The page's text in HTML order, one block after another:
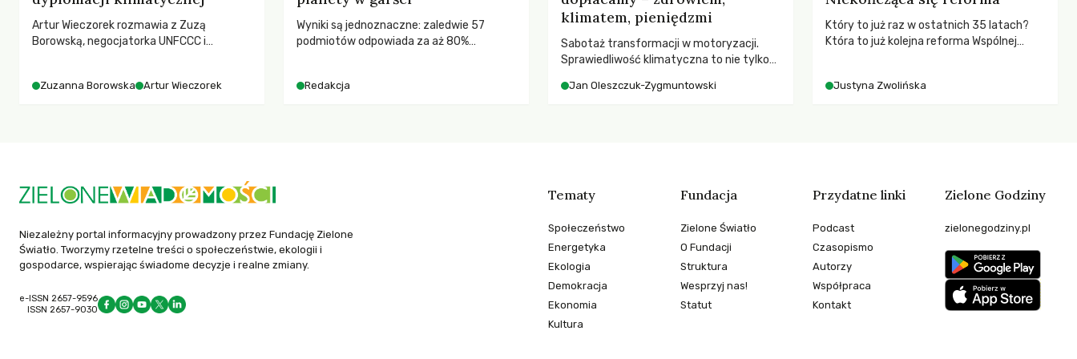
Artur Wieczorek rozmawia z Zuzą
Borowską, negocjatorka UNFCCC i
ruchach klimatycznych
Zuzanna Borowska Artur Wieczorek
Wyniki są jednoznaczne: zaledwie 57
podmiotów odpowiada za aż 80%
Redakcja
klimatem, pieniędzmi
Sabotaż transformacji w motoryzacji.
Sprawiedliwość klimatyczna to nie tylko
ponosi konsekwencje globalnego
Jan Oleszczuk-Zygmuntowski
Który to już raz w ostatnich 35 latach?
Która to już kolejna reforma Wspólnej
społeczne?
Justyna Zwolińska
Niezależny portal informacyjny prowadzony przez Fundację Zielone
Światło. Tworzymy rzetelne treści o społeczeństwie, ekologii i
gospodarce, wspierając świadome decyzje i realne zmiany.
e-ISSN 2657-9596
ISSN 2657-9030
Tematy
Społeczeństwo
Energetyka
Ekologia
Demokracja
Ekonomia
Kultura
Fundacja
Zielone Światło
O Fundacji
Struktura
Wesprzyj nas!
Statut
Przydatne linki
Podcast
Czasopismo
Autorzy
Współpraca
Kontakt
Zielone Godziny
zielonegodziny.pl